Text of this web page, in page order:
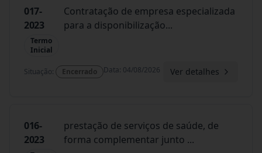
017-
2023
Termo
Inicial
Contratação de empresa especializada
para a disponibilização...
Situação: Encerrado Data: 04/08/2026 Ver detalhes
016-
2023
prestação de serviços de saúde, de
forma complementar junto ...